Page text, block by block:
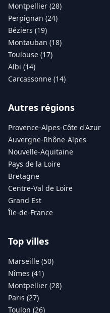
Montpellier (28)
Perpignan (24)
Béziers (19)
Montauban (18)
Toulouse (17)
Albi (14)
Carcassonne (14)
Autres régions
Provence-Alpes-Côte d'Azur
Auvergne-Rhône-Alpes
Nouvelle-Aquitaine
Pays de la Loire
Bretagne
Centre-Val de Loire
Grand Est
Île-de-France
Top villes
Marseille (50)
Nîmes (41)
Montpellier (28)
Paris (27)
Toulon (26)